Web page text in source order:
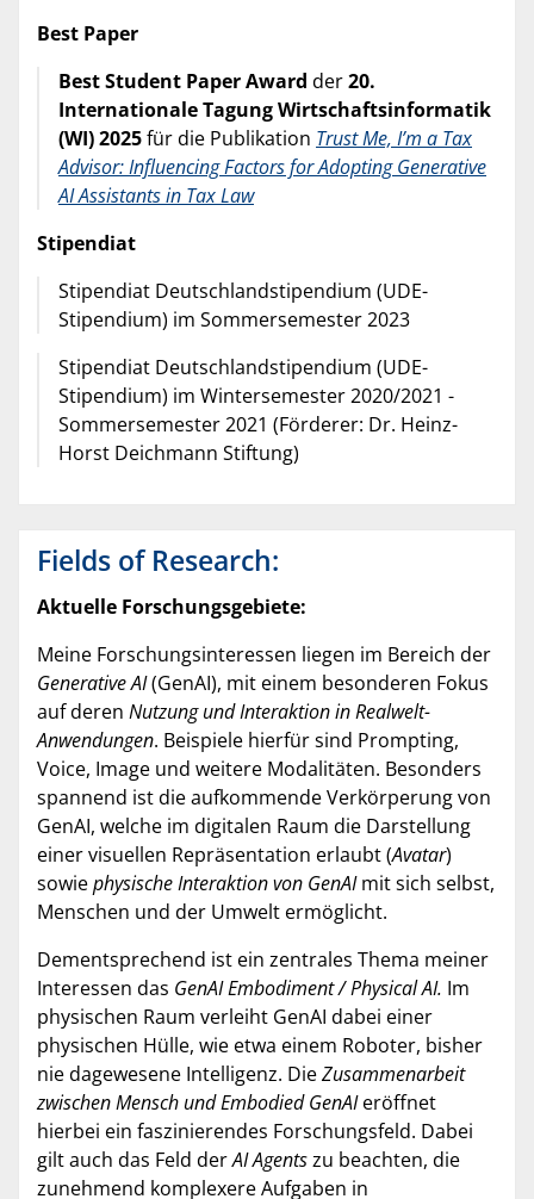
Best Paper
Best Student Paper Award der20.
Internationale Tagung Wirtschaftsinformatik
(WI) 2025für die Publikation Trust Me, I’m a Tax
Advisor: Influencing Factors for Adopting Generative
AI Assistants in Tax Law
Stipendiat
Stipendiat Deutschlandstipendium (UDE-
Stipendium) im Sommersemester 2023
Stipendiat Deutschlandstipendium (UDE-
Stipendium) im Wintersemester 2020/2021 -
Sommersemester 2021 (Förderer: Dr. Heinz-
Horst Deichmann Stiftung)
Fields of Research:
Aktuelle Forschungsgebiete:
Meine Forschungsinteressen liegen im Bereich der
Generative AI(GenAI), mit einem besonderen Fokus
auf deren Nutzung und Interaktion in Realwelt-
Anwendungen. Beispiele hierfür sind Prompting,
Voice, Image und weitere Modalitäten. Besonders
spannend ist die aufkommende Verkörperung von
GenAI, welche im digitalen Raum die Darstellung
einer visuellen Repräsentation erlaubt (Avatar)
sowiephysische Interaktion von GenAImit sich selbst,
Menschen und der Umwelt ermöglicht.
Dementsprechend ist ein zentrales Thema meiner
Interessen das GenAI Embodiment / Physical AI. Im
physischen Raum verleiht GenAI dabei einer
physischen Hülle, wie etwa einem Roboter, bisher
nie dagewesene Intelligenz. DieZusammenarbeit
zwischen Mensch und Embodied GenAIeröffnet
hierbei ein faszinierendes Forschungsfeld. Dabei
gilt auch das Feld derAI Agentszu beachten, die
zunehmend komplexere Aufgaben in